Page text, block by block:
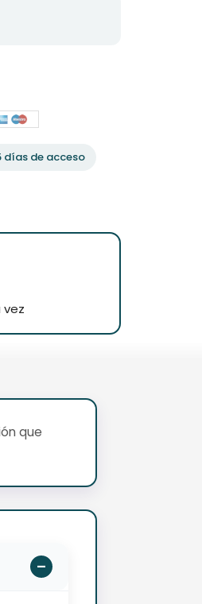
días de acceso
vez
que